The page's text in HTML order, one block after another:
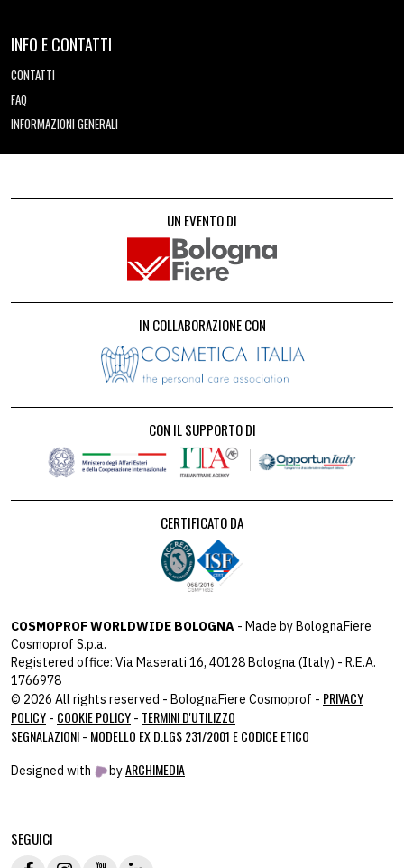
INFO E CONTATTI
CONTATTI
FAQ
INFORMAZIONI GENERALI
UN EVENTO DI
IN COLLABORAZIONE CON
CON IL SUPPORTO DI
CERTIFICATO DA
COSMOPROF WORLDWIDE BOLOGNA - Made by BolognaFiere
Cosmoprof S.p.a.
Registered office: Via Maserati 16, 40128 Bologna (Italy) - R.E.A.
1766978
© 2026 All rights reserved - BolognaFiere Cosmoprof - PRIVACY
POLICY - COOKIE POLICY - TERMINI D'UTILIZZO
SEGNALAZIONI - MODELLO EX D.LGS 231/2001 E CODICE ETICO
Designed with byARCHIMEDIA
SEGUICI